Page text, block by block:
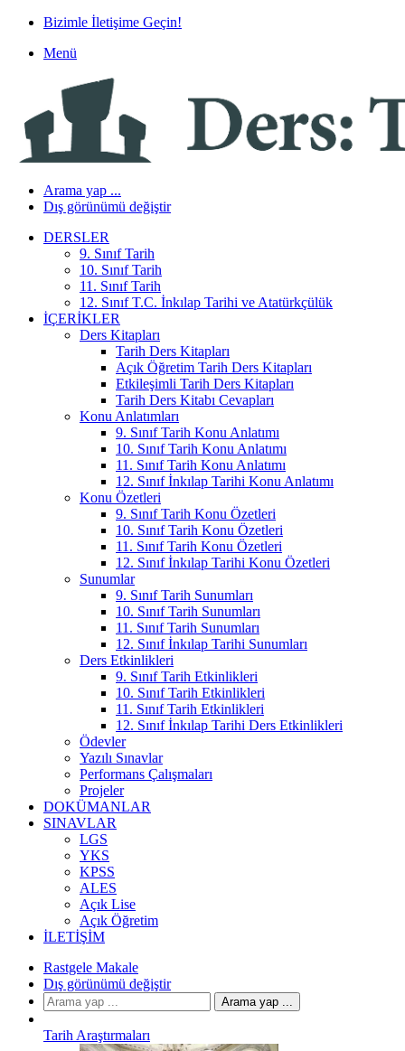
Bizimle İletişime Geçin!
Menü
Arama yap ...
Dış görünümü değiştir
DERSLER
9. Sınıf Tarih
10. Sınıf Tarih
11. Sınıf Tarih
12. Sınıf T.C. İnkılap Tarihi ve Atatürkçülük
İÇERIKLER
Ders Kitapları
Tarih Ders Kitapları
Açık Öğretim Tarih Ders Kitapları
Etkileşimli Tarih Ders Kitapları
Tarih Ders Kitabı Cevapları
Konu Anlatımları
9. Sınıf Tarih Konu Anlatımı
10. Sınıf Tarih Konu Anlatımı
11. Sınıf Tarih Konu Anlatımı
12. Sınıf İnkılap Tarihi Konu Anlatımı
Konu Özetleri
9. Sınıf Tarih Konu Özetleri
10. Sınıf Tarih Konu Özetleri
11. Sınıf Tarih Konu Özetleri
12. Sınıf İnkılap Tarihi Konu Özetleri
Sunumlar
9. Sınıf Tarih Sunumları
10. Sınıf Tarih Sunumları
11. Sınıf Tarih Sunumları
12. Sınıf İnkılap Tarihi Sunumları
Ders Etkinlikleri
9. Sınıf Tarih Etkinlikleri
10. Sınıf Tarih Etkinlikleri
11. Sınıf Tarih Etkinlikleri
12. Sınıf İnkılap Tarihi Ders Etkinlikleri
Ödevler
Yazılı Sınavlar
Performans Çalışmaları
Projeler
DOKÜMANLAR
SINAVLAR
LGS
YKS
KPSS
ALES
Açık Lise
Açık Öğretim
İLETIŞIM
Rastgele Makale
Dış görünümü değiştir
Arama yap ...
Tarih Araştırmaları